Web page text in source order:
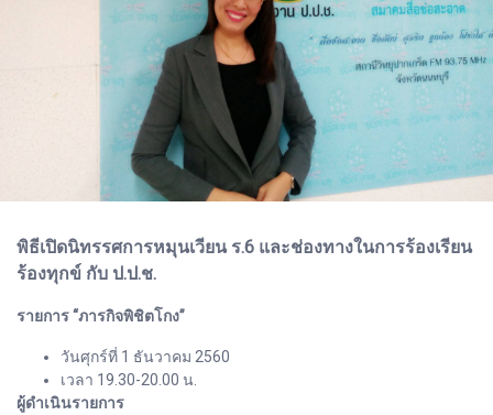
พิธีเปิดนิทรรศการหมุนเวียน ร.6 และช่องทางในการร้องเรียน
ร้องทุกข์ กับ ป.ป.ช.
รายการ “ภารกิจพิชิตโกง”
วันศุกร์ที่ 1 ธันวาคม 2560
เวลา 19.30-20.00 น.
ผู้ดำเนินรายการ